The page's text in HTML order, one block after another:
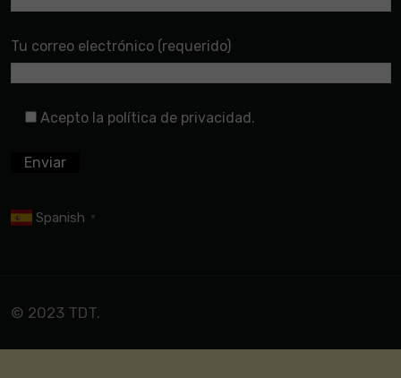
Tu correo electrónico (requerido)
Acepto la política de privacidad.
Spanish ▼
© 2023 TDT.